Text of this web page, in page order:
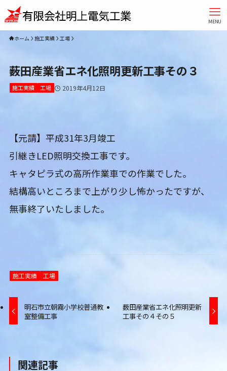
MENU
ホーム 施工実績 工場
薮田産業省エネ化照明更新工事その３
施工実績 工場 2019年4月12日
【元請】平成31年3月竣工
引継きLED照明交換工事です。
キャタピラ式の高所作業車での作業でした。
結構高いところまで上がり少し怖かったですが、
無事終了いたしました。
施工実績 工場
明石市立朝霧小学校普通教
室整備工事
薮田産業省エネ化照明更新
工事その４その５
関連記事